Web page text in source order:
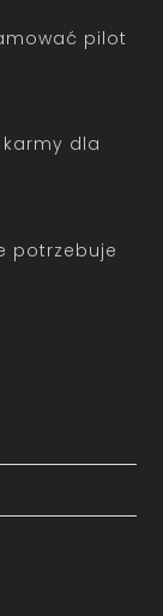
pilot
dla
potrzebuje